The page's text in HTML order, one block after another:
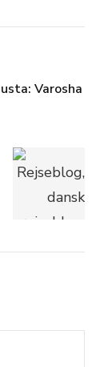
Varosha